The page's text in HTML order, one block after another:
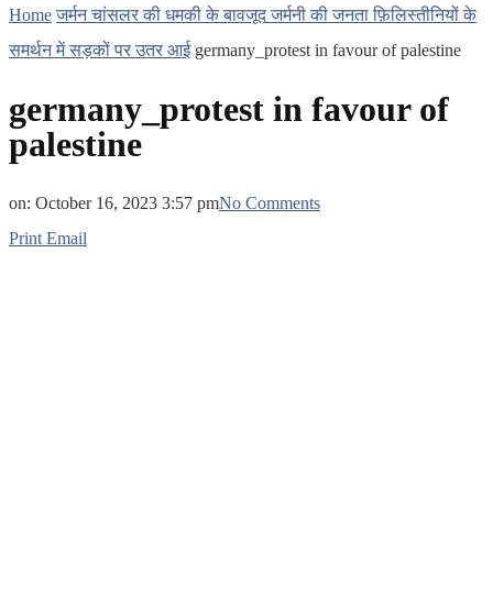
Home जर्मन चांसलर की धमकी के बावजूद जर्मनी की जनता फ़िलिस्तीनियों के
समर्थन में सड़कों पर उतर आई germany_protest in favour of palestine
germany_protest in favour of
palestine
on: October 16, 2023 3:57 pmNo Comments
Print Email